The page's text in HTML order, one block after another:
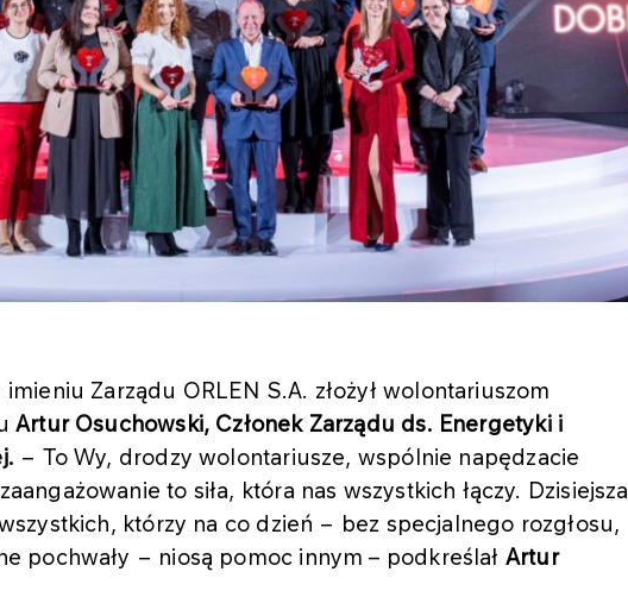
Zarządu ORLEN S.A. złożył wolontariuszom
Artur Osuchowski, Członek Zarządu ds. Energetyki i
− To Wy, drodzy wolontariusze, wspólnie napędzacie
to siła, która nas wszystkich łączy. Dzisiejsza
którzy na co dzień − bez specjalnego rozgłosu,
pochwały − niosą pomoc innym – podkreślał Artur